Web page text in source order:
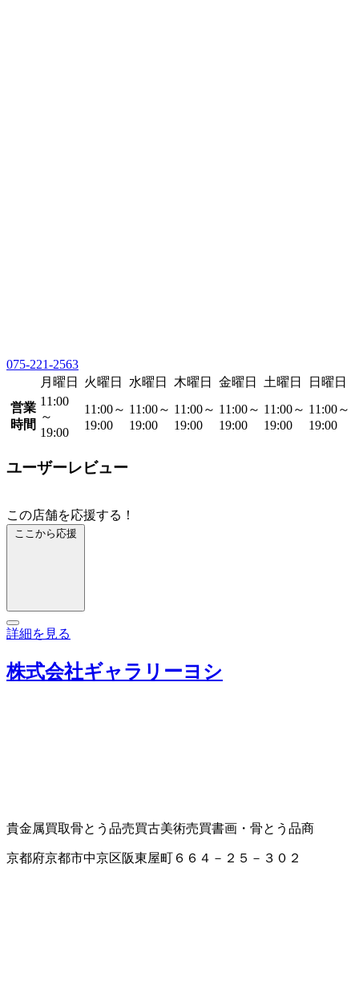
075-221-2563
月曜日
火曜日 水曜日 木曜日 金曜日 土曜日
日曜日
営業
時間
11:00
～
19:00
11:00～
19:00
11:00～
19:00
11:00～
19:00
11:00～
19:00
11:00～
19:00
11:00～
19:00
ユーザーレビュー
この店舗を応援する！
ここから応援
詳細を見る
株式会社ギャラリーヨシ
貴金属買取骨とう品売買古美術売買書画・骨とう品商
京都府京都市中京区阪東屋町６６４－２５－３０２